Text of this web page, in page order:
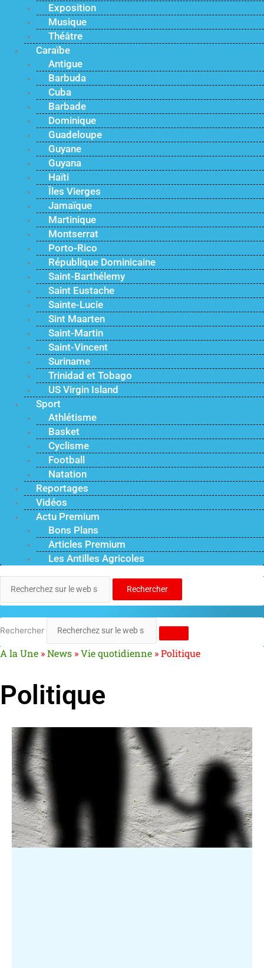
Exposition
Musique
Théâtre
Caraïbe
Antigue
Barbuda
Cuba
Barbade
Dominique
Guadeloupe
Guyane
Guyana
Haïti
Îles Vierges
Jamaïque
Martinique
Montserrat
Porto-Rico
République Dominicaine
Saint-Barthélemy
Saint Eustache
Sainte-Lucie
Sint Maarten
Saint-Martin
Saint-Vincent
Suriname
Trinidad et Tobago
US Virgin Island
Sport
Athlétisme
Basket
Cyclisme
Football
Natation
Reportages
Vidéos
Actu Premium
Bons Plans
Articles Premium
Les Antilles Agricoles
Rechercher
Rechercher
A la Une »News »Vie quotidienne »Politique
Politique